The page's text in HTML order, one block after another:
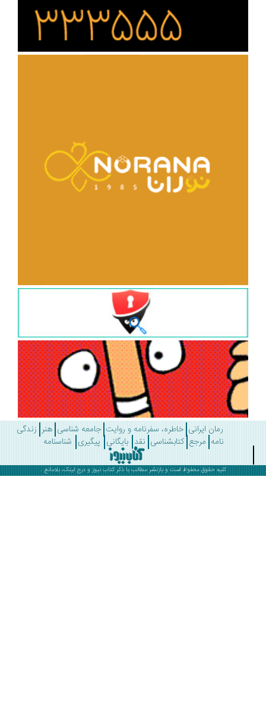
رمان ایرانی خاطره، سفرنامه و روایت جامعه شناسی هنر زندگی
مرجع کتابشناسی نقد بایگانی پیگیری شناسنامه
کلیه حقوق محفوظ است و بازنشر مطالب با ذکرکتاب نیوز و درج لینک، بلامانع .